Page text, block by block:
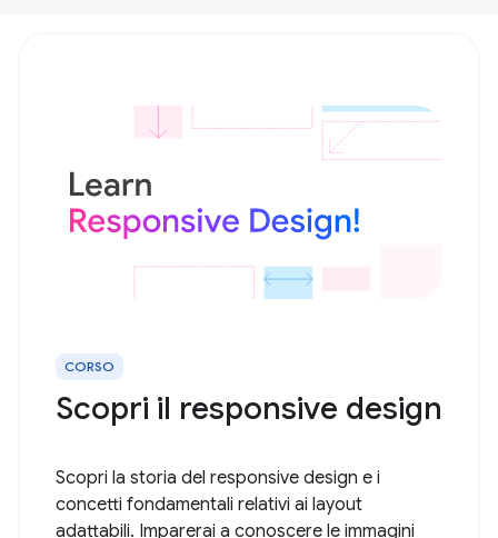
CORSO
Scopri il responsive design
Scopri la storia del responsive design e i
concetti fondamentali relativi ai layout
adattabili. Imparerai a conoscere le immagini